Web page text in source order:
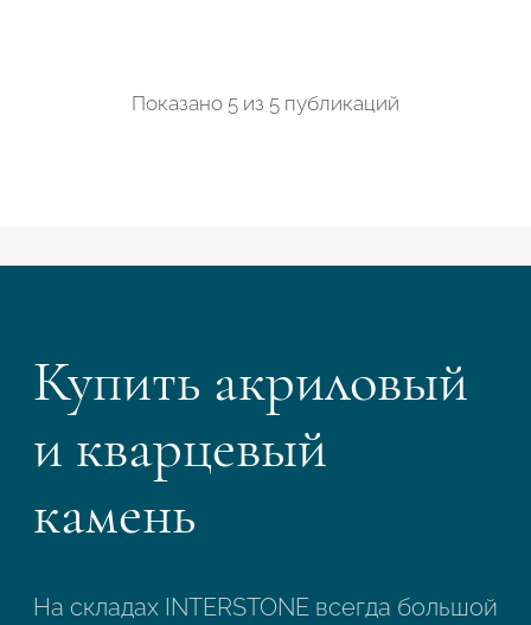
Показано 5 из 5 публикаций
Купить акриловый
и кварцевый
камень
На складах INTERSTONE всегда большой